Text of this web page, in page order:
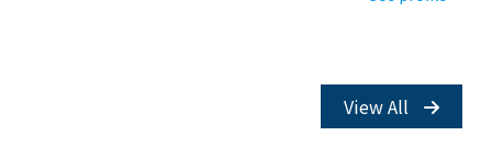
View All